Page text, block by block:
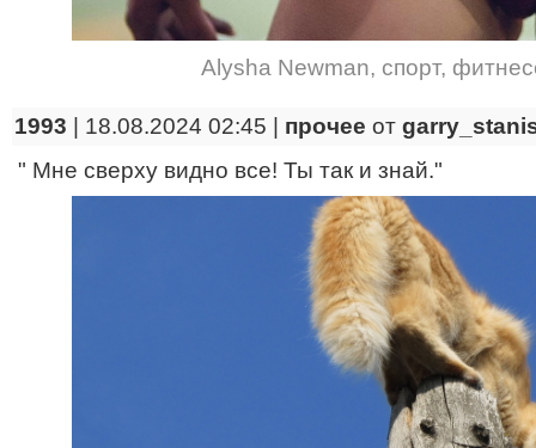
Alysha Newman, спорт,
1993 | 18.08.2024 02:45 | прочее от
" Мне сверху видно все! Ты так и знай."